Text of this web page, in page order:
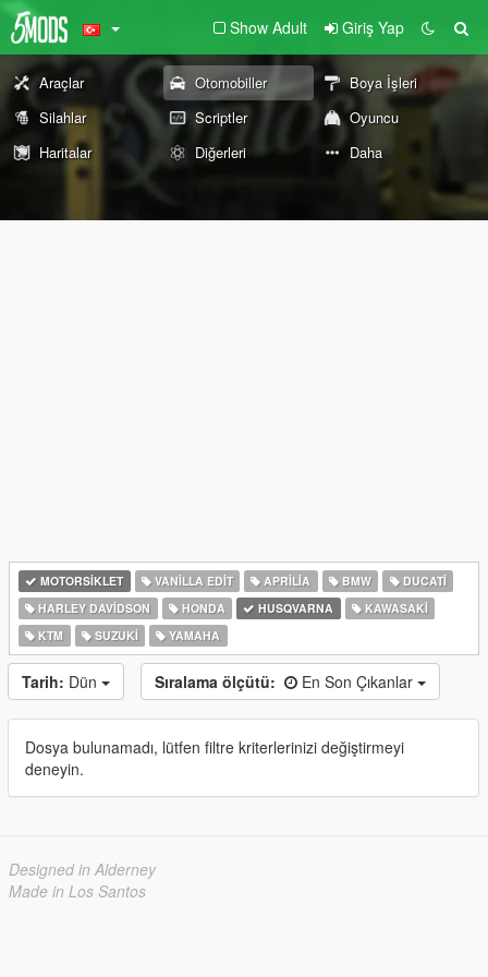
Show Adult Giriş Yap
Araçlar Otomobiller
Boya İşleri
Silahlar
Scriptler
Oyuncu
Haritalar
Diğerleri Daha
MOTORSIKLET VANILLA EDIT APRILIA BMW
DUCATI
HARLEY DAVIDSON
HONDA HUSQVARNA
KAWASAKI
KTM
SUZUKI YAMAHA
Tarih: Dün Sıralama ölçütü: En Son Çıkanlar
Dosya bulunamadı, lütfen filtre kriterlerinizi değiştirmeyi
deneyin.
Designed in Alderney
Made in Los Santos